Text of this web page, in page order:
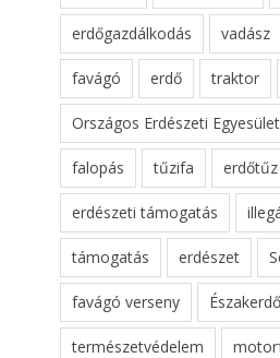
erdőgazdálkodás vadász
favágó erdő traktor
Országos Erdészeti Egyesület
falopás tűzifa erdőtűz
erdészeti támogatás
támogatás erdészet
favágó verseny
természetvédelem